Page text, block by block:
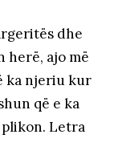
dhe
herë, ajo më
ka njeriu kur
që e ka
plikon. Letra